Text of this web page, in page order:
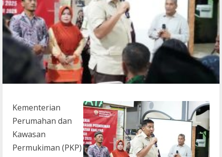
Kementerian
Perumahan dan
Kawasan
Permukiman (PKP)